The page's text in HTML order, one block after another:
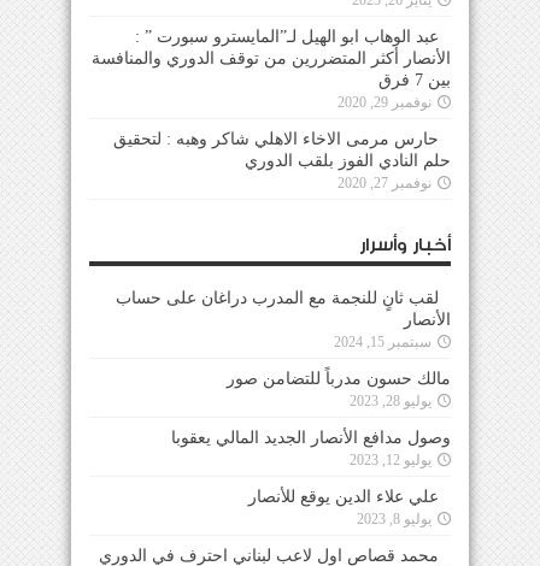
عبد الوهاب ابو الهيل لـ”المايسترو سبورت ” :
الأنصار أكثر المتضررين من توقف الدوري والمنافسة
بين 7 فرق
نوفمبر 29, 2020
حارس مرمى الاخاء الاهلي شاكر وهبه : لتحقيق
حلم النادي الفوز بلقب الدوري
نوفمبر 27, 2020
أخبار وأسرار
لقب ثانٍ للنجمة مع المدرب دراغان على حساب
الأنصار
سبتمبر 15, 2024
مالك حسون مدرباً للتضامن صور
يوليو 28, 2023
وصول مدافع الأنصار الجديد المالي يعقوبا
يوليو 12, 2023
علي علاء الدين يوقع للأنصار
يوليو 8, 2023
محمد قصاص اول لاعب لبناني احترف في الدوري